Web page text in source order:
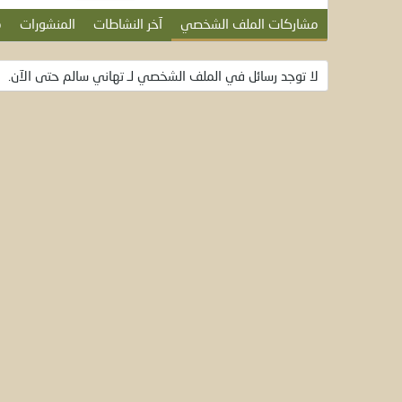
مشاركات الملف الشخصي آخر النشاطات المنشورات
لا توجد رسائل في الملف الشخصي لـ تهاني سالم حتى الآن.